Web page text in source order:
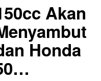
Akan
Honda